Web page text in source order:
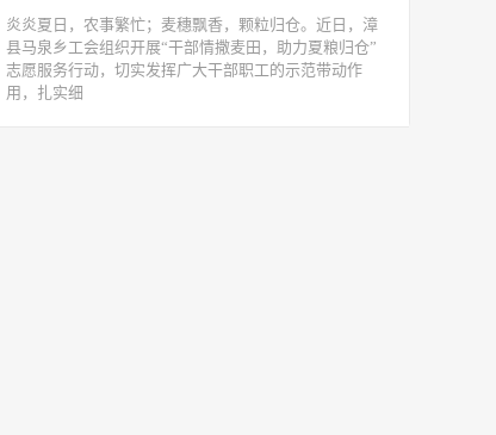
炎炎夏日，农事繁忙；麦穗飘香，颗粒归仓。近日，漳
县马泉乡工会组织开展“干部情撒麦田，助力夏粮归仓”
志愿服务行动，切实发挥广大干部职工的示范带动作
用，扎实细